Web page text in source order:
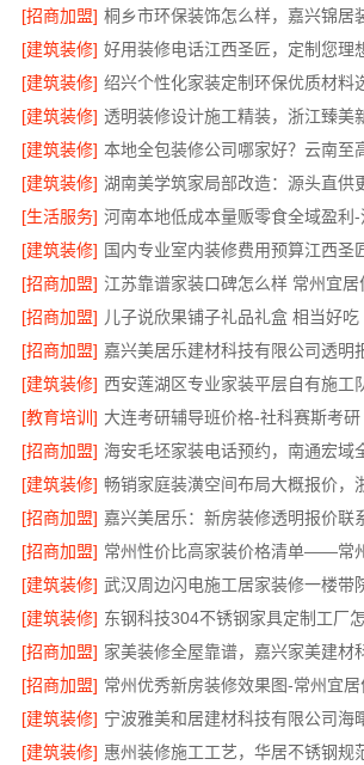
[招商加盟] 桐乡市环保装饰怎么样，嘉兴锦居
[建筑装修] 好用装修电话江西圣匠，定制您理
[建筑装修] 绍兴个性化家装定制环保优质材料
[建筑装修]
[建筑装修] 本地全包装修公司哪家好？云南至
[建筑装修] 湖南美学筑家局部改造：源头直供
[生活服务]
[建筑装修]
[招商加盟] 江苏靠谱家装口碑怎么样 常州宜
[招商加盟] 儿子说欣果铺子礼品礼盒 相当好吃
[招商加盟] 嘉兴美居乐建材科技有限公司透明
[建筑装修]
[教育培训] 大连考研辅导班价格-社科赛斯考研
[招商加盟]
[建筑装修]
[招商加盟] 嘉兴美居乐：新房装修透明报价联
[招商加盟]
[建筑装修]
[建筑装修]
[招商加盟]
[招商加盟] 常州优秀新房装修效果图-常州宜
[建筑装修] 宁波雅美和居建材科技有限公司海
[建筑装修] 惠州装修施工工艺，华居不锈钢规